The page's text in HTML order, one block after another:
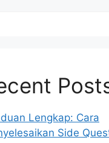
Lengkap: Cara
Side